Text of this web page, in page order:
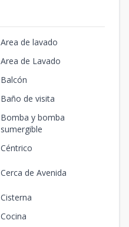
Area de lavado
Area de Lavado
Balcón
Baño de visita
Bomba y bomba
sumergible
Céntrico
Cerca de Avenida
Cisterna
Cocina